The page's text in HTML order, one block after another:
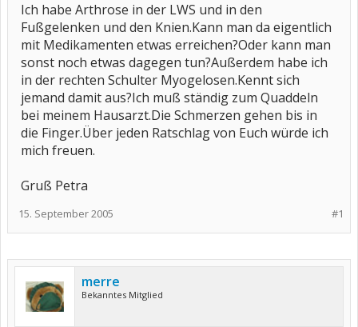
Ich habe Arthrose in der LWS und in den
Fußgelenken und den Knien.Kann man da eigentlich
mit Medikamenten etwas erreichen?Oder kann man
sonst noch etwas dagegen tun?Außerdem habe ich
in der rechten Schulter Myogelosen.Kennt sich
jemand damit aus?Ich muß ständig zum Quaddeln
bei meinem Hausarzt.Die Schmerzen gehen bis in
die Finger.Über jeden Ratschlag von Euch würde ich
mich freuen.
Gruß Petra
#1
15. September 2005
merre
Bekanntes Mitglied